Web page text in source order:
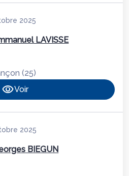
2025
LAVISSE
(25)
Voir
2025
BIEGUN